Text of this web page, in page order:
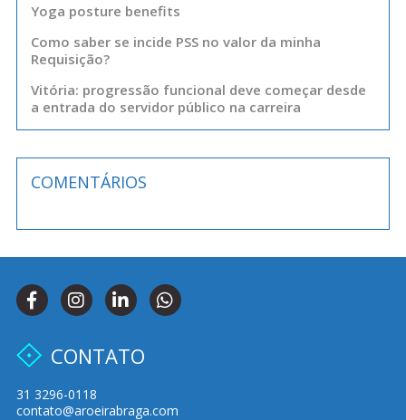
Yoga posture benefits
Como saber se incide PSS no valor da minha
Requisição?
Vitória: progressão funcional deve começar desde
a entrada do servidor público na carreira
COMENTÁRIOS
CONTATO
31 3296-0118
contato@aroeirabraga.com